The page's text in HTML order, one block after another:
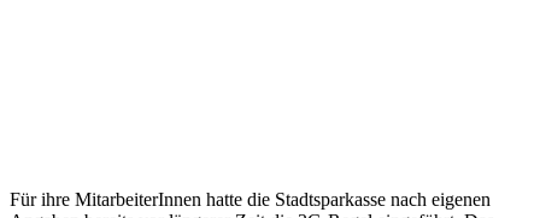
Für ihre MitarbeiterInnen hatte die Stadtsparkasse nach eigenen